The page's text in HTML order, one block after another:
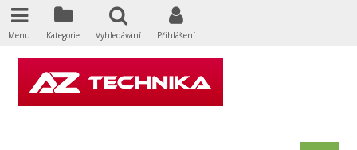
Menu Kategorie Vyhledávání Přihlášení